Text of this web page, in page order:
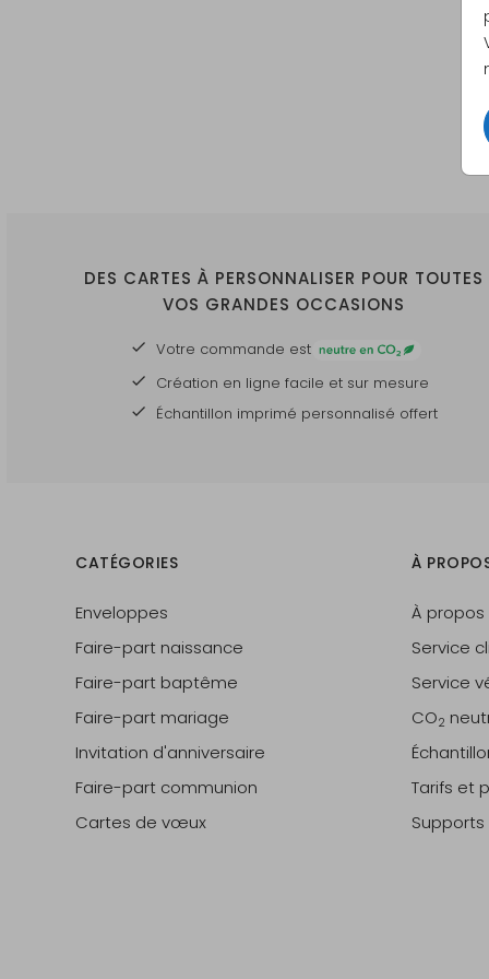
DES CARTES À PERSONNALISER POUR TOUTES
VOS GRANDES OCCASIONS
Votre commande est
Création en ligne facile et sur mesure
Échantillon imprimé personnalisé offert
CATÉGORIES
Enveloppes
Faire-part naissance
Faire-part baptême
Faire-part mariage
Invitation d'anniversaire
Faire-part communion
Cartes de vœux
À
À
Service
Service
CO2
Tarifs et
Supports